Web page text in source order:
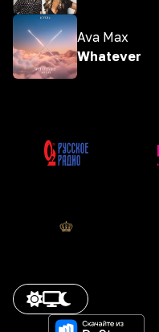
Ava Max
Whatever